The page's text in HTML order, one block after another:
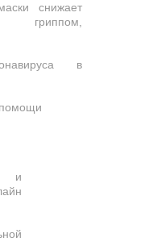
снижает
гриппом,
в
и